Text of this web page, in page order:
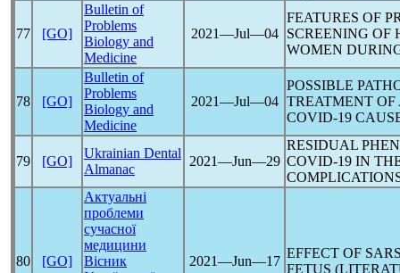
77 [GO]
Bulletin of
Problems
Biology and
Medicine
2021―Jul―04
FEATURES OF
SCREENING OF
WOMEN
78 [GO]
Bulletin of
Problems
Biology and
Medicine
2021―Jul―04
POSSIBLE
TREATMENT OF
COVID-19
79 [GO]
Ukrainian Dental
Almanac
2021―Jun―29
RESIDUAL
COVID-19 IN
80 [GO]
Актуальні
проблеми
сучасної
медицини
Вісник
2021―Jun―17
EFFECT OF
FETUS